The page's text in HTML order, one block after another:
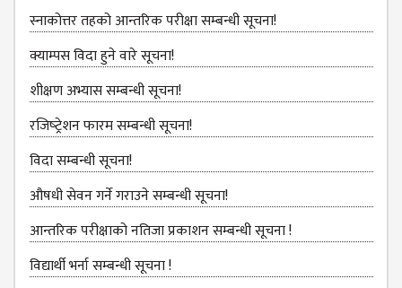
CAMPUS
GENERAL
ASSEMBLY
CAMPUS
MANAGEMENT
COMMITTEE
ACCOUNT
COMMITTEE
ADVISORY
COMMITTEE
COMMITTEE
स्नाकोत्तर तहको आन्तरिक परीक्षा सम्बन्धी सूचना!
क्याम्पस विदा हुने वारे सूचना!
शीक्षण अभ्यास सम्बन्धी सूचना!
रजिष्‍ट्रेशन फारम सम्बन्धी सूचना!
विदा सम्बन्धी सूचना!
औषधी सेवन गर्ने गराउने सम्बन्धी सूचना!
आन्तरिक परीक्षाको नतिजा प्रकाशन सम्बन्धी सूचना !
विद्यार्थी भर्ना सम्बन्धी सूचना !